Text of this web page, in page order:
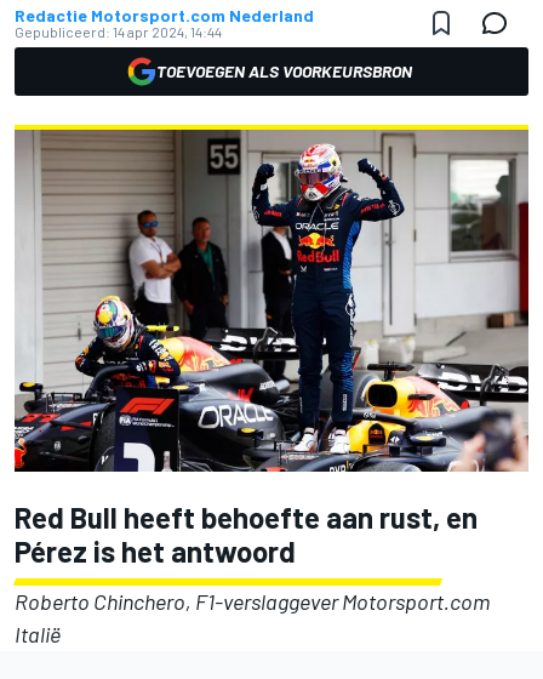
Redactie Motorsport.com Nederland
Gepubliceerd: 14 apr 2024, 14:44
TOEVOEGEN ALS VOORKEURSBRON
Red Bull heeft behoefte aan rust, en
Pérez is het antwoord
Roberto Chinchero, F1-verslaggever Motorsport.com
Italië